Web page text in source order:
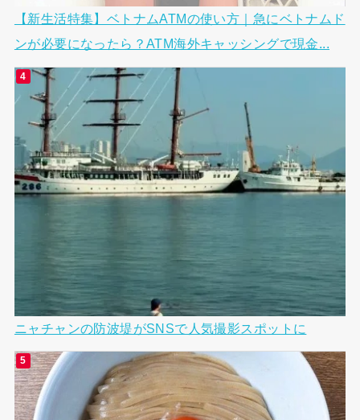
【新生活特集】ベトナムATMの使い方｜急にベトナムド
ンが必要になったら？ATM海外キャッシングで現金...
ニャチャンの防波堤がSNSで人気撮影スポットに